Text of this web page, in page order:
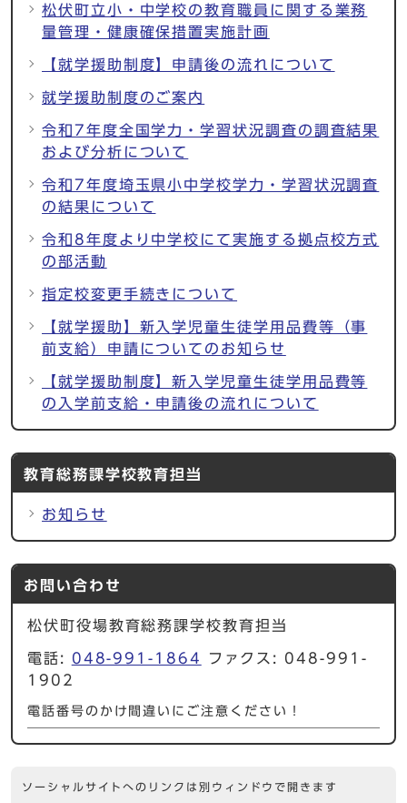
松伏町立小・中学校の教育職員に関する業務
量管理・健康確保措置実施計画
【就学援助制度】申請後の流れについて
就学援助制度のご案内
令和7年度全国学力・学習状況調査の調査結果
および分析について
令和7年度埼玉県小中学校学力・学習状況調査
の結果について
令和8年度より中学校にて実施する拠点校方式
の部活動
指定校変更手続きについて
【就学援助】新入学児童生徒学用品費等（事
前支給）申請についてのお知らせ
【就学援助制度】新入学児童生徒学用品費等
の入学前支給・申請後の流れについて
教育総務課学校教育担当
お知らせ
お問い合わせ
松伏町役場教育総務課学校教育担当
電話: 048-991-1864
ファクス: 048-991-
1902
電話番号のかけ間違いにご注意ください！
ソーシャルサイトへのリンクは別ウィンドウで開きます